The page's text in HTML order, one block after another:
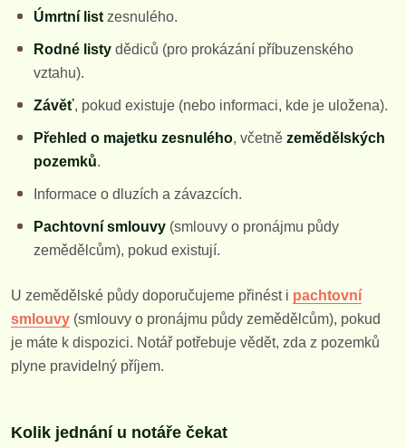
Úmrtní list zesnulého.
Rodné listy dědiců (pro prokázání příbuzenského
vztahu).
Závěť, pokud existuje (nebo informaci, kde je uložena).
Přehled o majetku zesnulého, včetně zemědělských
pozemků.
Informace o dluzích a závazcích.
Pachtovní smlouvy (smlouvy o pronájmu půdy
zemědělcům), pokud existují.
U zemědělské půdy doporučujeme přinést i pachtovní
smlouvy (smlouvy o pronájmu půdy zemědělcům), pokud
je máte k dispozici. Notář potřebuje vědět, zda z pozemků
plyne pravidelný příjem.
Kolik jednání u notáře čekat